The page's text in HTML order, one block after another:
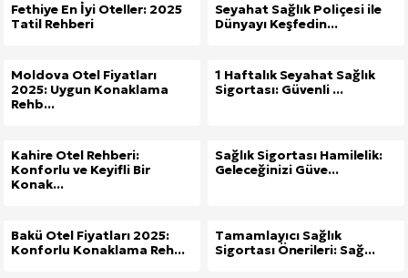
Fethiye En İyi Oteller: 2025
Tatil Rehberi
Seyahat Sağlık Poliçesi ile
Dünyayı Keşfedin...
Moldova Otel Fiyatları
2025: Uygun Konaklama
Rehb...
1 Haftalık Seyahat Sağlık
Sigortası: Güvenli ...
Kahire Otel Rehberi:
Konforlu ve Keyifli Bir
Konak...
Sağlık Sigortası Hamilelik:
Geleceğinizi Güve...
Bakü Otel Fiyatları 2025:
Konforlu Konaklama Reh...
Tamamlayıcı Sağlık
Sigortası Önerileri: Sağ...